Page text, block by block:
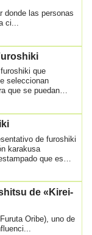
donde las personas
ci...
que
seleccionan
que se puedan
de furoshiki
karakusa
que es
de «Kirei-
Oribe), uno de